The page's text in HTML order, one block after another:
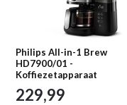
Philips All-in-1 Brew
HD7900/01 -
Koffiezetapparaat
229,99